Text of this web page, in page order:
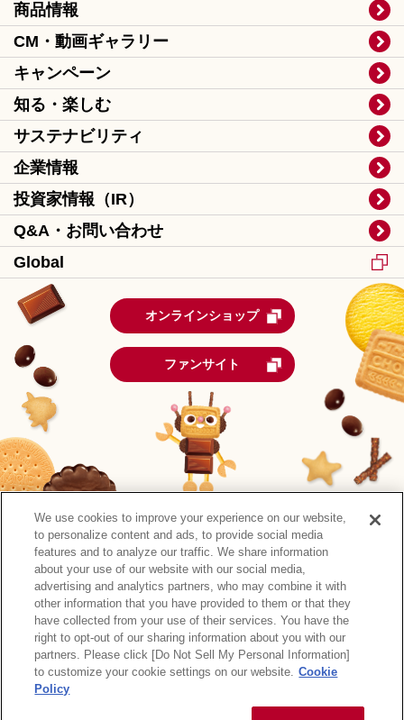
商品情報
CM・動画ギャラリー
キャンペーン
知る・楽しむ
サステナビリティ
企業情報
投資家情報（IR）
Q&A・お問い合わせ
Global
オンラインショップ
ファンサイト
森永製菓公式アカウント一覧
サイトマップ RSSの配信について
プライバシーポリシー
ウェブアクセシビリティ
ご利用規約 リンク
We use cookies to improve your experience on our website,
to personalize content and ads, to provide social media
features and to analyze our traffic. We share information
about your use of our website with our social media,
advertising and analytics partners, who may combine it with
other information that you have provided to them or that they
have collected from your use of their services. You have the
right to opt-out of our sharing information about you with our
partners. Please click [Do Not Sell My Personal Information]
to customize your cookie settings on our website. Cookie
Policy